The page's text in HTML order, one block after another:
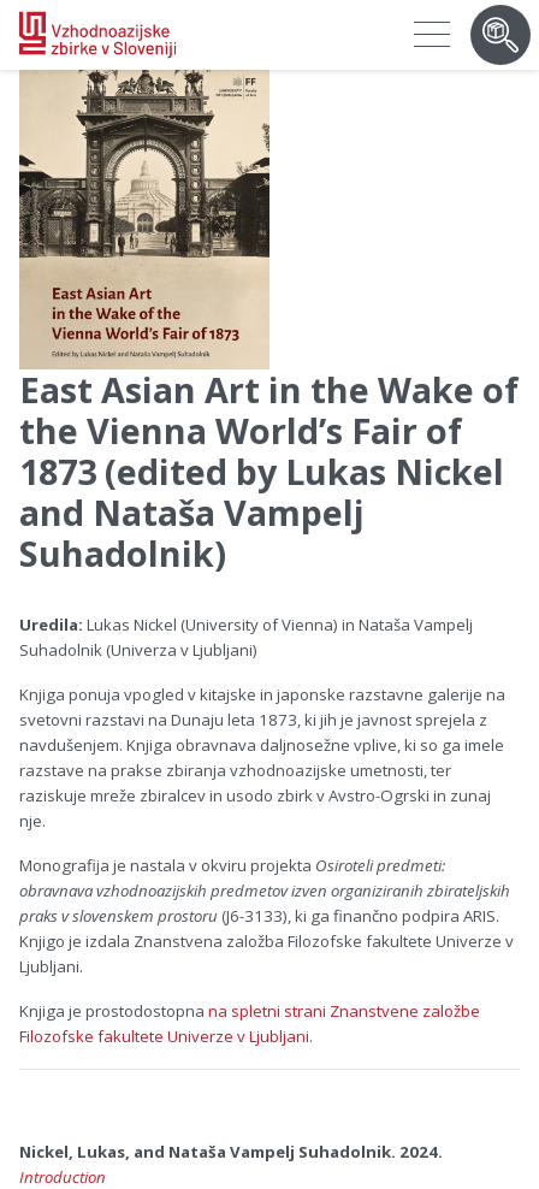
East Asian Art in the Wake of
the Vienna World’s Fair of
1873 (edited by Lukas Nickel
and Nataša Vampelj
Suhadolnik)
Uredila: Lukas Nickel (University of Vienna) in Nataša Vampelj
Suhadolnik (Univerza v Ljubljani)
Knjiga ponuja vpogled v kitajske in japonske razstavne galerije na
svetovni razstavi na Dunaju leta 1873, ki jih je javnost sprejela z
navdušenjem. Knjiga obravnava daljnosežne vplive, ki so ga imele
razstave na prakse zbiranja vzhodnoazijske umetnosti, ter
raziskuje mreže zbiralcev in usodo zbirk v Avstro-Ogrski in zunaj
nje.
Monografija je nastala v okviru projekta Osiroteli predmeti:
obravnava vzhodnoazijskih predmetov izven organiziranih zbirateljskih
praks v slovenskem prostoru (J6-3133), ki ga finančno podpira ARIS.
Knjigo je izdala Znanstvena založba Filozofske fakultete Univerze v
Ljubljani.
Knjiga je prostodostopna na spletni strani Znanstvene založbe
Filozofske fakultete Univerze v Ljubljani.
Nickel, Lukas, and Nataša Vampelj Suhadolnik. 2024.
Introduction